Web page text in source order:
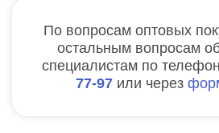
По вопросам оптовых
остальным вопросам
специалистам по
77-97 или через